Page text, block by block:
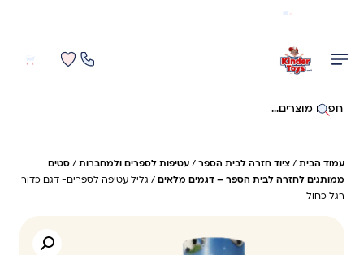
חיפוש באתר
עמוד הבית / ציוד חזרה לבית הספר / עטיפות לספרים ולמחברות / סטים
ממותגים לחזרה לבית הספר – דגמים מלאים / גליל עטיפה לספרים- דגם כדור
רגל כחול